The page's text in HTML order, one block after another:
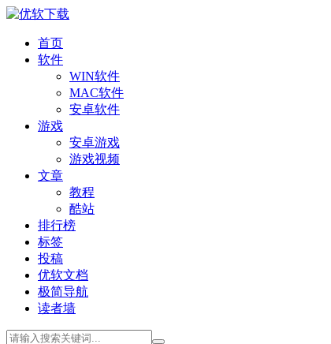
首页
软件
WIN软件
MAC软件
安卓软件
游戏
安卓游戏
游戏视频
文章
教程
酷站
排行榜
标签
投稿
优软文档
极简导航
读者墙